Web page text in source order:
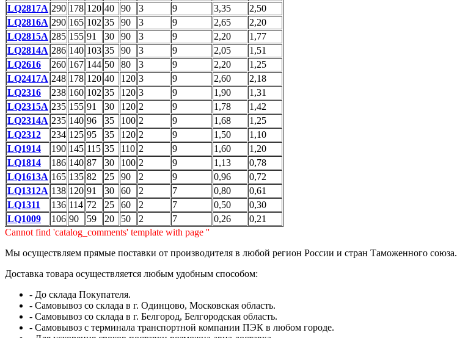
LQ2817A 290 178 120 40 90 3 9 3,35
2,50
LQ2816A 290 165 102 35 90 3 9 2,65
2,20
LQ2815A 285 155 91 30 90 3 9 2,20
1,77
LQ2814A 286 140 103 35 90 3 9 2,05
1,51
LQ2616
260 167 144 50 80 3 9 2,20
1,25
LQ2417A 248 178 120 40 120 3 9 2,60
2,18
LQ2316
238 160 102 35 120 3 9 1,90
1,31
LQ2315A 235 155 91 30 120 2 9 1,78
1,42
LQ2314A 235 140 96 35 100 2 9 1,68
1,25
LQ2312
234 125 95 35 120 2 9 1,50
1,10
LQ1914
190 145 115 35 110 2 9 1,60
1,20
LQ1814
186 140 87 30 100 2 9 1,13
0,78
LQ1613A 165 135 82 25 90 2 9 0,96
0,72
LQ1312A 138 120 91 30 60 2 7 0,80
0,61
LQ1311
136 114 72 25 60 2 7 0,50
0,30
LQ1009
106 90 59 20 50 2 7 0,26
0,21
Cannot find 'catalog_comments' template with page ''
Мы осуществляем прямые поставки от производителя в любой регион России и стран Таможенного союза.
Доставка товара осуществляется любым удобным способом:
- До склада Покупателя.
- Самовывоз со склада в г. Одинцово, Московская область.
- Самовывоз со склада в г. Белгород, Белгородская область.
- Самовывоз с терминала транспортной компании ПЭК в любом городе.